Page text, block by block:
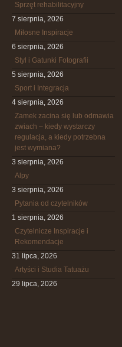
Sprzęt rehabilitacyjny
7 sierpnia, 2026
Miłosne Inspiracje
6 sierpnia, 2026
Styl i Gatunki Fotografii
5 sierpnia, 2026
Sport i Integracja
4 sierpnia, 2026
Zamek zacina się lub odmawia
zwiach – kiedy wystarczy
regulacja, a kiedy potrzebna
jest wymiana?
3 sierpnia, 2026
Alpy
3 sierpnia, 2026
Pytania od czytelników
1 sierpnia, 2026
Czytelnicze Inspiracje i
Rekomendacje
31 lipca, 2026
Artyści i Studia Tatuażu
29 lipca, 2026